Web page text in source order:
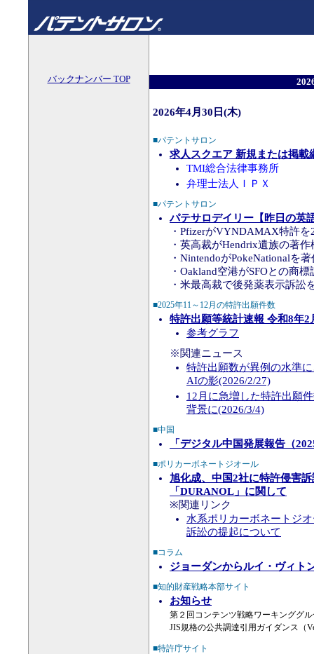
バックナンバー TOP
2026年4月30日(木)
■パテントサロン
求人スクエア 新規または掲載
TMI総合法律事務所
弁理士法人ＩＰＸ
■パテントサロン
パテサロデイリー【昨日の英
・PfizerがVYNDAMAX特許を
・英高裁がHendrix遺族の著
・NintendoがPokeNationalを
・Oakland空港がSFOとの商
・米最高裁で後発薬表示訴
■2025年11～12月の特許出願件数
特許出願等統計速報 令和8年2
参考グラフ
※関連ニュース
特許出願数が異例の水準
AIの影(2026/2/27)
12月に急増した特許出願
背景に(2026/3/4)
■中国
「デジタル中国発展報告（
■ポリカーボネートジオール
旭化成、中国2社に特許侵害
「DURANOL」に関して
※関連リンク
水系ポリカーボネートジ
訴訟の提起について
■コラム
ジョーダンからルイ・ヴィト
■知的財産戦略本部サイト
お知らせ
第２回コンテンツ戦略ワーキンググ
JIS規格の公共調達引用ガイダンス（
■特許庁サイト